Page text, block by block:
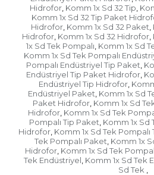
Hidrofor, Komm 1x Sd 32 Tip
Komm 1x Sd 32 Tip Paket
Hidrofor Komm 1x Sd 32 Paket
Hidrofor, Komm 1x Sd 32 Hidrofor,
1x Sd Tek Pompalı Komm 1x Sd
Komm 1x Sd Tek Pompalı
Pompalı Endüstriyel Tip Paket
Endüstriyel Tip Paket Hidrofor
Endüstriyel Tip Hidrofor
Endüstriyel Paket Komm 1x Sd
Paket Hidrofor Komm 1x Sd
Hidrofor, Komm 1x Sd Tek
Pompalı Tip Paket Komm 1x Sd
Hidrofor Komm 1x Sd Tek
Tek Pompalı Paket Komm 1x
Hidrofor Komm 1x Sd Tek
Tek Endüstriyel Komm 1x Sd Tek
Sd Tek